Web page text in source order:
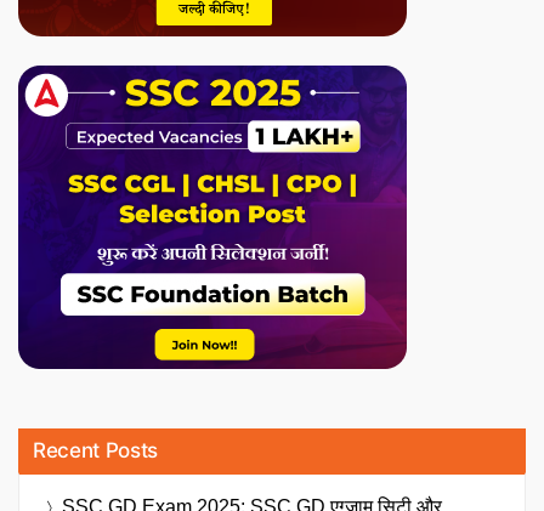
Recent Posts
SSC GD Exam 2025: SSC GD एग्जाम सिटी और